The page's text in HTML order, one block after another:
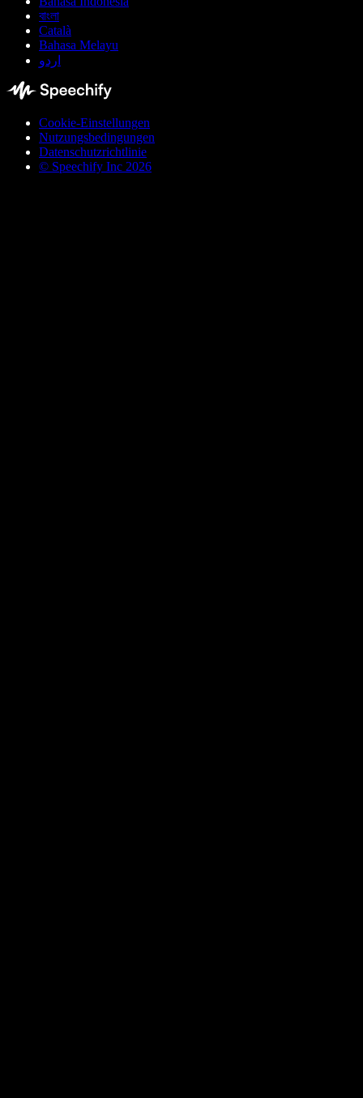
বাংলা
Català
Bahasa Melayu
اردو
Cookie-Einstellungen
Nutzungsbedingungen
Datenschutzrichtlinie
© Speechify Inc 2026